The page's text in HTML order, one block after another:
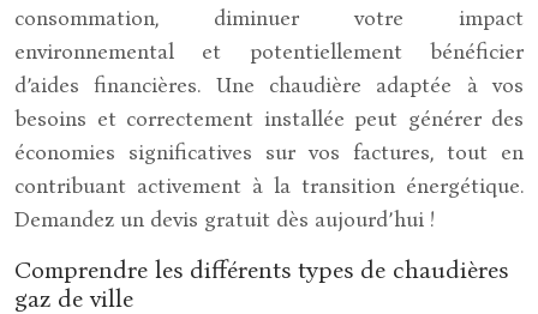
consommation, diminuer votre impact
environnemental et potentiellement bénéficier
d’aides financières. Une chaudière adaptée à vos
besoins et correctement installée peut générer des
économies significatives sur vos factures, tout en
contribuant activement à la transition énergétique.
Demandez un devis gratuit dès aujourd’hui !
Comprendre les différents types de chaudières
gaz de ville